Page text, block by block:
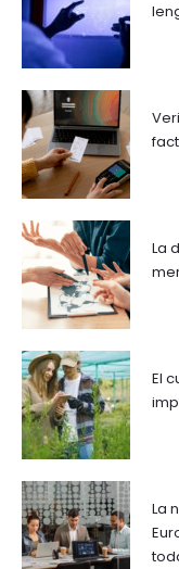
La
El
La